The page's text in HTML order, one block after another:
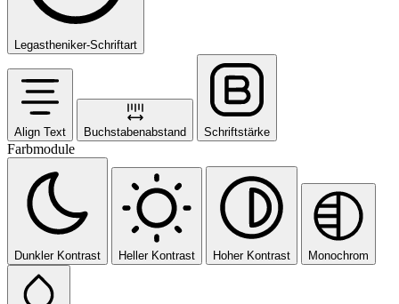
Legastheniker-Schriftart
Align Text Buchstabenabstand Schriftstärke
Farbmodule
Dunkler Kontrast Heller Kontrast Hoher Kontrast Monochrom